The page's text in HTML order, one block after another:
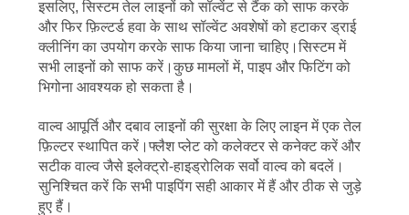
इसलिए, सिस्टम तेल लाइनों को सॉल्वेंट से टैंक को साफ करके
और फिर फ़िल्टर्ड हवा के साथ सॉल्वेंट अवशेषों को हटाकर ड्राई
क्लीनिंग का उपयोग करके साफ किया जाना चाहिए।सिस्टम में
सभी लाइनों को साफ करें।कुछ मामलों में, पाइप और फिटिंग को
भिगोना आवश्यक हो सकता है।
वाल्व आपूर्ति और दबाव लाइनों की सुरक्षा के लिए लाइन में एक तेल
फ़िल्टर स्थापित करें।फ्लैश प्लेट को कलेक्टर से कनेक्ट करें और
सटीक वाल्व जैसे इलेक्ट्रो-हाइड्रोलिक सर्वो वाल्व को बदलें।
सुनिश्चित करें कि सभी पाइपिंग सही आकार में हैं और ठीक से जुड़े
हुए हैं।